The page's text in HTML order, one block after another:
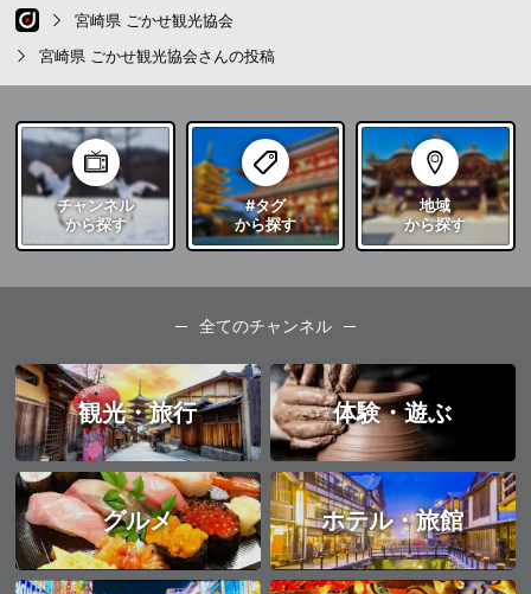
宮崎県 ごかせ観光協会
宮崎県 ごかせ観光協会さんの投稿
チャンネル
から探す
#タグ
から探す
地域
から探す
全てのチャンネル
観光・旅行 体験・遊ぶ
グルメ ホテル・旅館